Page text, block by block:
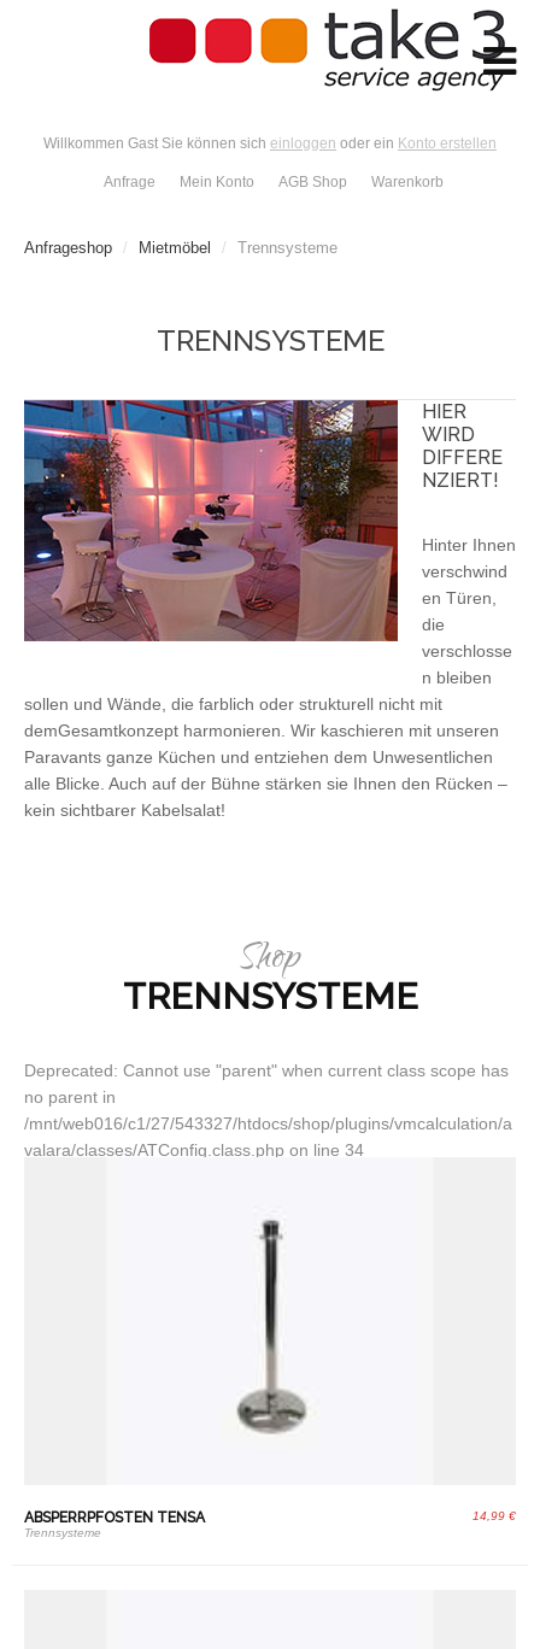
Willkommen Gast Sie können sich einloggen oder ein Konto erstellen
Anfrage Mein Konto AGB Shop Warenkorb
Anfrageshop / Mietmöbel / Trennsysteme
TRENNSYSTEME
HIER
WIRD
DIFFERE
NZIERT!
Hinter Ihnen
verschwind
en Türen,
die
verschlosse
n bleiben
sollen und Wände, die farblich oder strukturell nicht mit
demGesamtkonzept harmonieren. Wir kaschieren mit unseren
Paravants ganze Küchen und entziehen dem Unwesentlichen
alle Blicke. Auch auf der Bühne stärken sie Ihnen den Rücken –
kein sichtbarer Kabelsalat!
Shop
TRENNSYSTEME
Deprecated: Cannot use "parent" when current class scope has
no parent in
/mnt/web016/c1/27/543327/htdocs/shop/plugins/vmcalculation/a
valara/classes/ATConfig.class.php on line 34
14,99 €
ABSPERRPFOSTEN TENSA
Trennsysteme